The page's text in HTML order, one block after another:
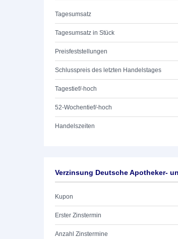
Tagesumsatz
Tagesumsatz in Stück
Preisfeststellungen
Schlusspreis des letzten Handelstages
Tagestief/-hoch
52-Wochentief/-hoch
Handelszeiten
Verzinsung Deutsche Apotheker-
Kupon
Erster Zinstermin
Anzahl Zinstermine